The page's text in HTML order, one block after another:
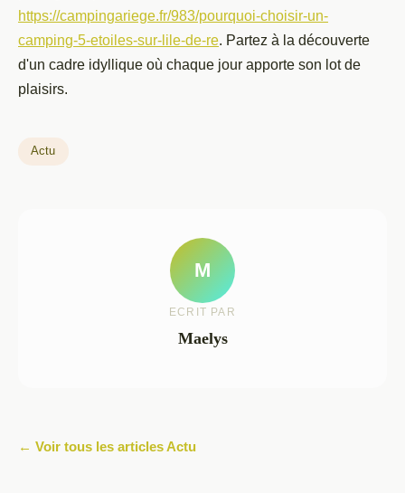
https://campingariege.fr/983/pourquoi-choisir-un-
camping-5-etoiles-sur-lile-de-re. Partez à la découverte
d'un cadre idyllique où chaque jour apporte son lot de
plaisirs.
Actu
M
ECRIT PAR
Maelys
← Voir tous les articles Actu